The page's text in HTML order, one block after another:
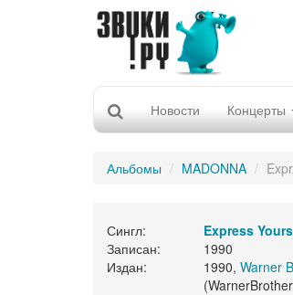
Новости Концерты
Альбомы MADONNA
Сингл:
Express
Записан:
1990
Издан:
1990, Warner